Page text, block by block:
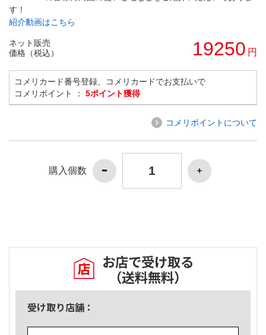
す！
紹介動画はこちら
ネット販売
価格（税込）
19250 円
コメリカード番号登録、コメリカードでお支払いで
コメリポイント ： 5ポイント獲得
コメリポイントについて
購入個数
お店で受け取る
（送料無料）
受け取り店舗：